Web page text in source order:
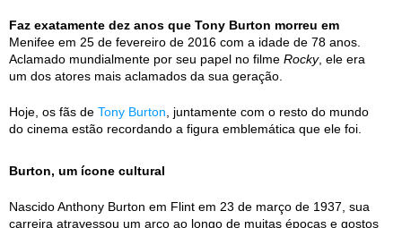
Faz exatamente dez anos que Tony Burton morreu em
Menifee em 25 de fevereiro de 2016 com a idade de 78 anos.
Aclamado mundialmente por seu papel no filme Rocky, ele era
um dos atores mais aclamados da sua geração.
Hoje, os fãs de Tony Burton , juntamente com o resto do mundo
do cinema estão recordando a figura emblemática que ele foi.
Burton, um ícone cultural
Nascido Anthony Burton em Flint em 23 de março de 1937, sua
carreira atravessou um arco ao longo de muitas épocas e gostos